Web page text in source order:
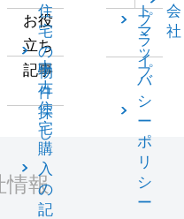
住
宅
の
物
件
探
し
お役
立ち
記事
中
古
住
宅
購
入
の
記
ト
マ
ッ
プ
会
社
プ
ラ
イ
バ
シ
ー
ポ
リ
シ
ー
情報